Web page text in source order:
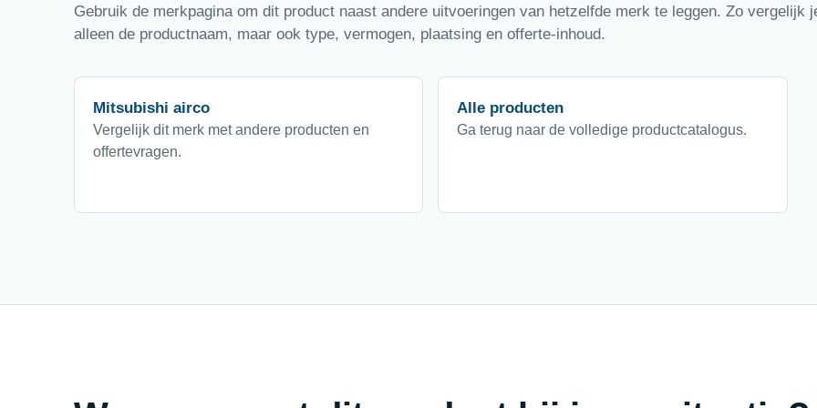
Gebruik de merkpagina om dit product naast andere uitvoeringen van hetzelfde merk te leggen. Zo vergelijk
alleen de productnaam, maar ook type, vermogen, plaatsing en offerte-inhoud.
Mitsubishi airco
Vergelijk dit merk met andere producten en
offertevragen.
Alle producten
Ga terug naar de volledige productcatalogus.